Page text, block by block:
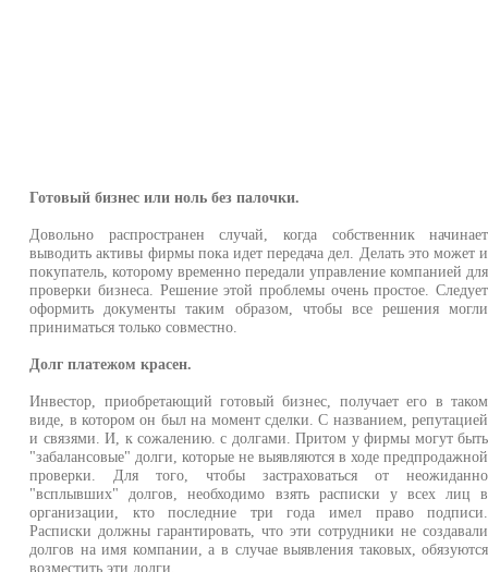
Готовый бизнес или ноль без палочки.
Довольно распространен случай, когда собственник начинает
выводить активы фирмы пока идет передача дел. Делать это может и
покупатель, которому временно передали управление компанией для
проверки бизнеса. Решение этой проблемы очень простое. Следует
оформить документы таким образом, чтобы все решения могли
приниматься только совместно.
Долг платежом красен.
Инвестор, приобретающий готовый бизнес, получает его в таком
виде, в котором он был на момент сделки. С названием, репутацией
и связями. И, к сожалению. с долгами. Притом у фирмы могут быть
"забалансовые" долги, которые не выявляются в ходе предпродажной
проверки. Для того, чтобы застраховаться от неожиданно
"всплывших" долгов, необходимо взять расписки у всех лиц в
организации, кто последние три года имел право подписи.
Расписки должны гарантировать, что эти сотрудники не создавали
долгов на имя компании, а в случае выявления таковых, обязуются
возместить эти долги.